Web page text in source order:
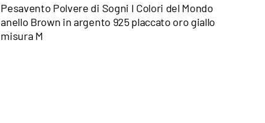
Pesavento Polvere di Sogni I Colori del Mondo
anello Brown in argento 925 placcato oro giallo
misura M